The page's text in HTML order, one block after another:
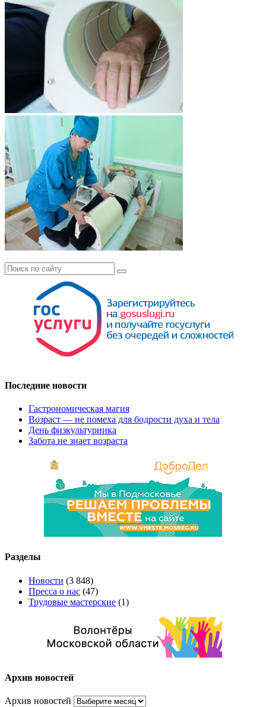
Последние новости
Гастрономическая магия
Возраст — не помеха для бодрости духа и тела
День физкультурника
Забота не знает возраста
Разделы
Новости (3 848)
Пресса о нас (47)
Трудовые мастерские (1)
Архив новостей
Архив новостей